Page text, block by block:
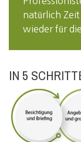
natürlich
wieder für
IN 5